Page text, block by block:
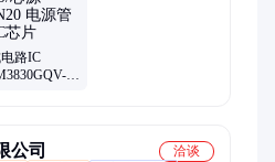
路IC
Z
公司
洽谈